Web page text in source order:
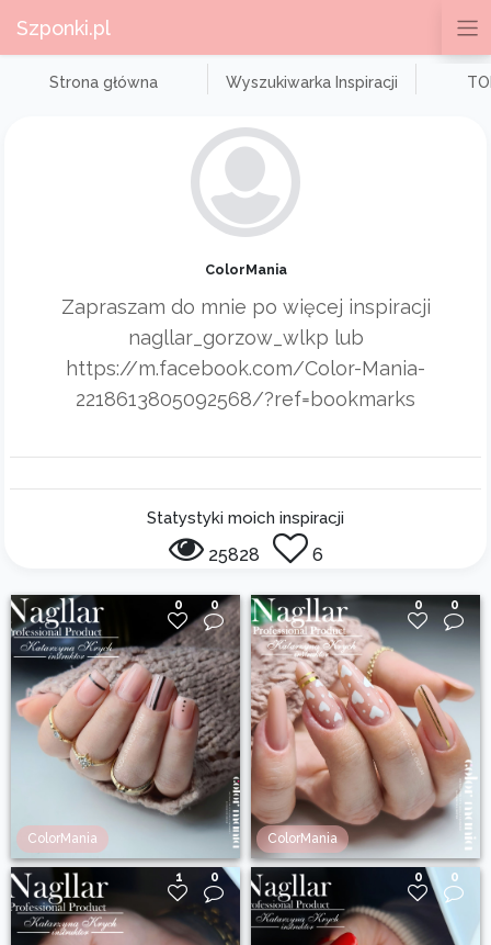
Szponki.pl
Strona główna Wyszukiwarka Inspiracji
ColorMania
Zapraszam do mnie po więcej inspiracji
nagllar_gorzow_wlkp lub
https://m.facebook.com/Color-Mania-
2218613805092568/?ref=bookmarks
Statystyki moich inspiracji
25828 6
0 0
ColorMania
0 0
ColorMania
1 0 0 0